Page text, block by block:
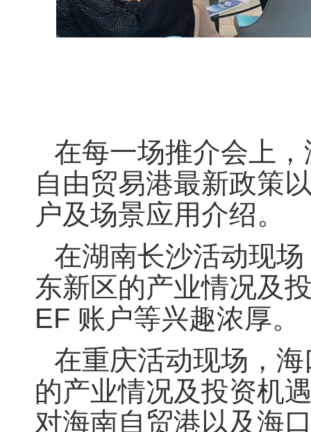
在每一场推介会上
自由贸易港最新政策
户及场景应用介绍。
在湖南长沙活动现
东新区的产业情况及
EF 账户等兴趣浓厚。
在重庆活动现场，
的产业情况及投资机
对海南自贸港以及海